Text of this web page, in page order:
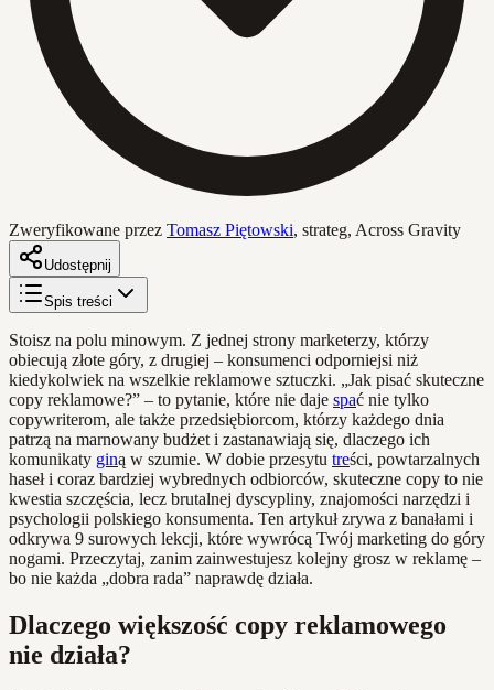
Zweryfikowane przez Tomasz Piętowski, strateg, Across Gravity
Udostępnij
Spis treści
Stoisz na polu minowym. Z jednej strony marketerzy, którzy
obiecują złote góry, z drugiej – konsumenci odporniejsi niż
kiedykolwiek na wszelkie reklamowe sztuczki. „Jak pisać skuteczne
copy reklamowe?” – to pytanie, które nie daje spać nie tylko
copywriterom, ale także przedsiębiorcom, którzy każdego dnia
patrzą na marnowany budżet i zastanawiają się, dlaczego ich
komunikaty giną w szumie. W dobie przesytu treści, powtarzalnych
haseł i coraz bardziej wybrednych odbiorców, skuteczne copy to nie
kwestia szczęścia, lecz brutalnej dyscypliny, znajomości narzędzi i
psychologii polskiego konsumenta. Ten artykuł zrywa z banałami i
odkrywa 9 surowych lekcji, które wywrócą Twój marketing do góry
nogami. Przeczytaj, zanim zainwestujesz kolejny grosz w reklamę –
bo nie każda „dobra rada” naprawdę działa.
Dlaczego większość copy reklamowego
nie działa?